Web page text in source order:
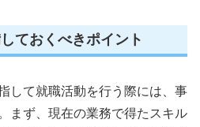
ておくべきポイント
して就職活動を行う際には、事
まず、現在の業務で得たスキル